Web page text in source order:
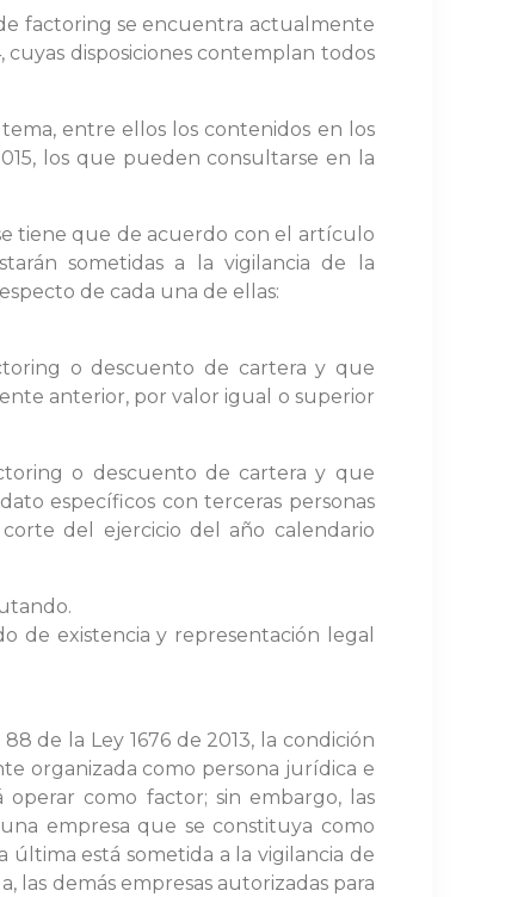
factoring se encuentra actualmente
cuyas disposiciones contemplan todos
entre ellos los contenidos en los
los que pueden consultarse en la
tiene que de acuerdo con el artículo
sometidas a la vigilancia de la
de cada una de ellas:
o descuento de cartera y que
anterior, por valor igual o superior
o descuento de cartera y que
específicos con terceras personas
del ejercicio del año calendario
de existencia y representación legal
de la Ley 1676 de 2013, la condición
organizada como persona jurídica e
como factor; sin embargo, las
empresa que se constituya como
última está sometida a la vigilancia de
las demás empresas autorizadas para